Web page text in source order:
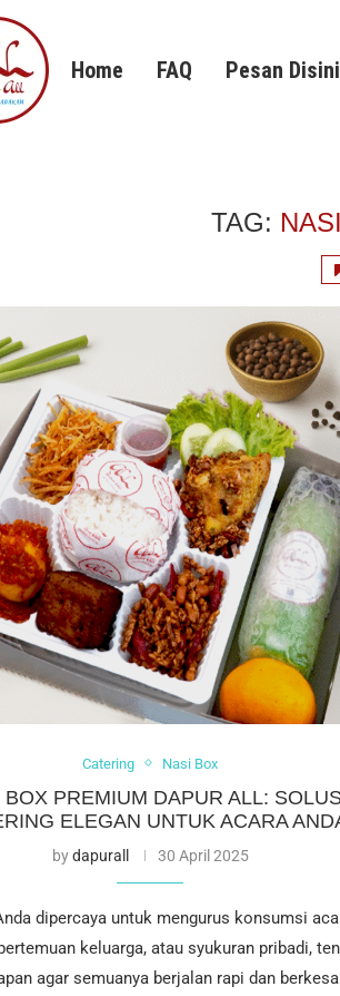
Home FAQ Pesan Disini
TAG:
Catering Nasi Box
BOX PREMIUM DAPUR ALL:
ELEGAN UNTUK ACARA
bydapurall 30 April 2025
dipercaya untuk mengurus konsumsi
keluarga, atau syukuran pribadi,
agar semuanya berjalan rapi dan